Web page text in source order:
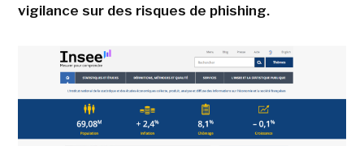
vigilance sur des risques de phishing.